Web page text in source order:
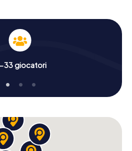
33 giocatori